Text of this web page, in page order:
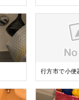
行方市で小便